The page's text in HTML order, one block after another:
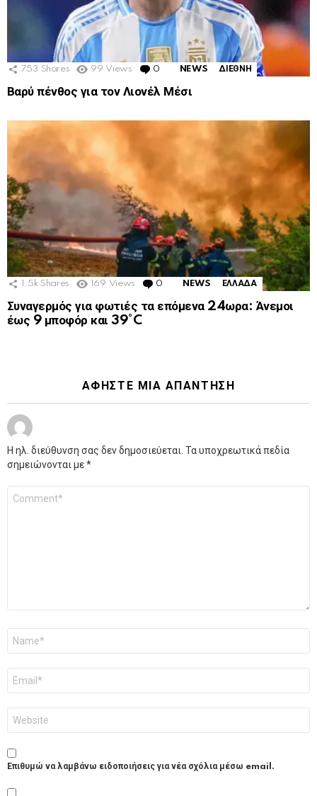
753 Shares 99 Views 0 Comments
NEWS ΔΙΕΘΝΗ
Βαρύ πένθος για τον Λιονέλ Μέσι
1.5k Shares 169 Views 0 Comments
NEWS ΕΛΛΑΔΑ
Συναγερμός για φωτιές τα επόμενα 24ωρα: Άνεμοι
έως 9 μποφόρ και 39°C
ΑΦΉΣΤΕ ΜΙΑ ΑΠΆΝΤΗΣΗ
Η ηλ. διεύθυνση σας δεν δημοσιεύεται. Τα υποχρεωτικά πεδία
σημειώνονται με*
Επιθυμώ να λαμβάνω ειδοποιήσεις για νέα σχόλια μέσω email.